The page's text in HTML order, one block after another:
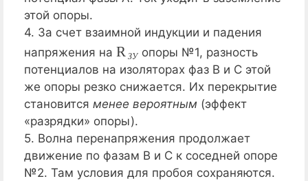
этой опоры.
4. За счет взаимной индукции и падения
напряжения на
ЗУ
R
опоры №1, разность
потенциалов на изоляторах фаз В и С этой
же опоры резко снижается. Их перекрытие
становится менее вероятным (эффект
«разрядки» опоры).
5. Волна перенапряжения продолжает
движение по фазам В и С к соседней опоре
№2. Там условия для пробоя сохраняются.